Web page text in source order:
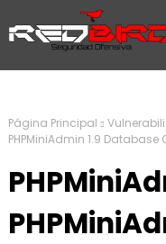
Página Principal
PHPMiniAdmin 1.9 Database